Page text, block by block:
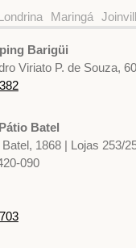
Maringá
Barigüi
Viriato P. de Souza,
Batel
1868 | Lojas 253/
090